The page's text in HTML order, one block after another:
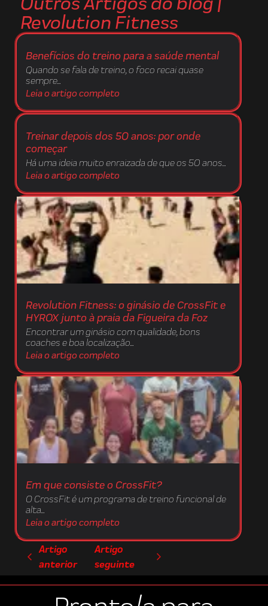
Revolution Fitness
Benefícios do treino para a saúde mental
Quando se fala de treino, o foco recai quase
sempre...
Leia o artigo completo
Treinar depois dos 50 anos: por onde
começar
Há uma ideia muito enraizada de que os 50 anos...
Leia o artigo completo
Revolution Fitness: o ginásio de CrossFit e
HYROX junto à praia da Figueira da Foz
Encontrar um ginásio com qualidade, bons
coaches e boa localização...
Leia o artigo completo
Em que consiste o CrossFit?
O CrossFit é um programa de treino funcional de
alta...
Leia o artigo completo
Artigo
anterior
Artigo
seguinte